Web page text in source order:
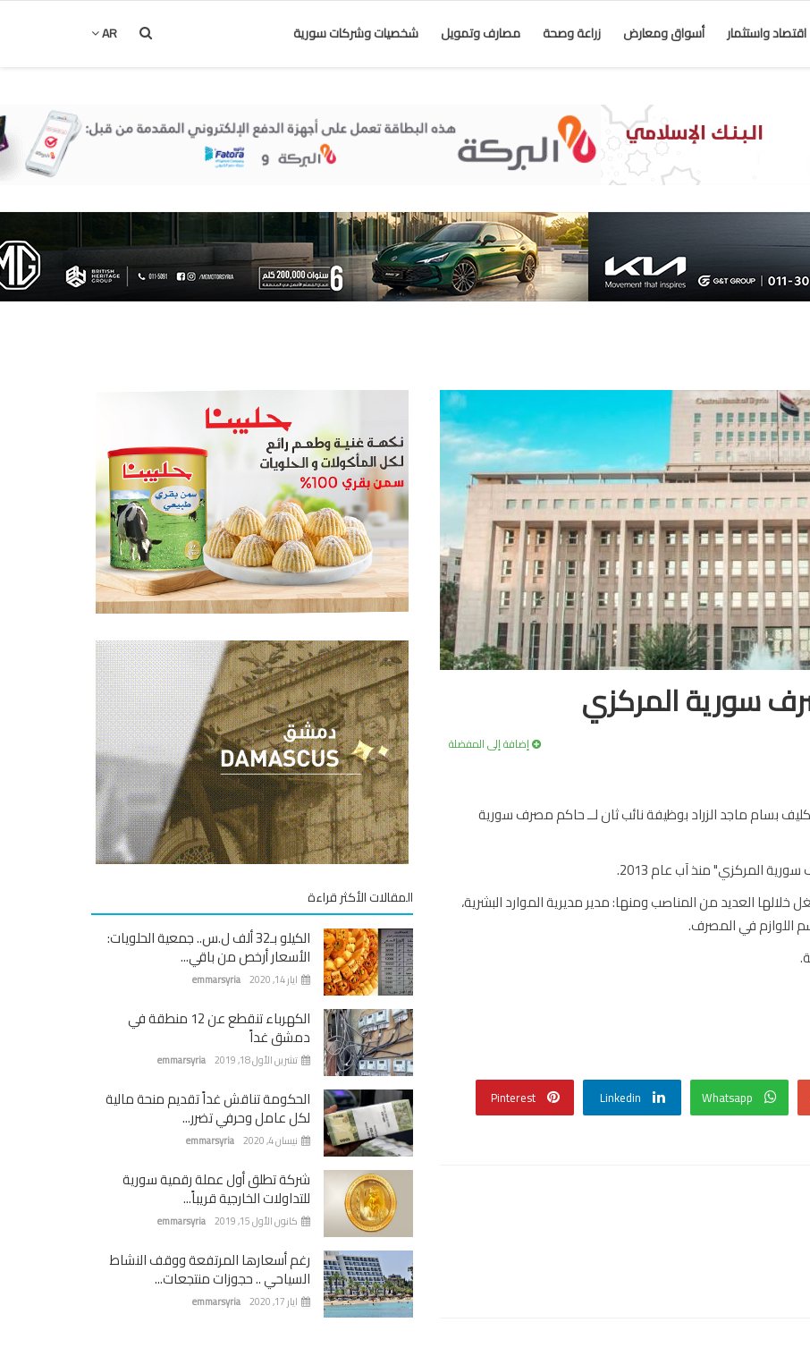
اقتصاد واستثمار أسواق ومعارض زراعة وصحة مصارف وتمويل شخصيات وشركات سورية AR
سورية المركزي
إضافة إلى المفضلة
بسام ماجد الزراد بوظيفة نائب ثان لــ حاكم مصرف سورية
المركزي" منذ آب عام 2013.
في "مصرف سورية المركزي" منذ عام 1990 وشغل خلالها العديد من المناصب ومنها: مدير مديرية الموارد البشرية،
اللوازم في المصرف.
Whatsapp
Linkedin
Pinterest
المقالات الأكثر قراءة
الكيلو بـ32 ألف ل.س.. جمعية الحلويات:
الأسعار أرخص من باقي...
emmarsyria ايار 14, 2020
الكهرباء تنقطع عن 12 منطقة في
دمشق غداً
emmarsyria تشرين الأول 18, 2019
الحكومة تناقش غداً تقديم منحة مالية
لكل عامل وحرفي تضرر...
emmarsyria نيسان 4, 2020
شركة تطلق أول عملة رقمية سورية
للتداولات الخارجية قريباً...
emmarsyria كانون الأول 15, 2019
رغم أسعارها المرتفعة ووقف النشاط
السياحي .. حجوزات منتجعات...
emmarsyria ايار 17, 2020